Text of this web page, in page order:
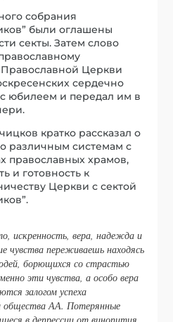
собрания
были оглашены
секты. Затем слово
Православной Церкви
сердечно
юбилеем и передал им в
кратко рассказал о
различным системам с
православных храмов,
и готовность к
Церкви с сектой
искренность, вера, надежда и
чувства переживаешь находясь
борющихся со страстью
эти чувства, а особо вера
залогом успеха
общества АА. Потерянные